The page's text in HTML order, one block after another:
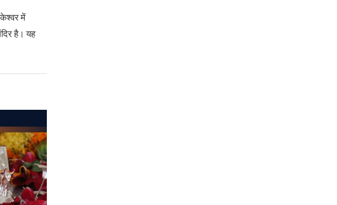
में
है। यह